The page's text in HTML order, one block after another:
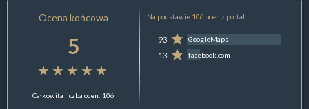
Ocena końcowa
5
Całkowita liczba ocen: 106
Na podstawie 106 ocen z portali:
93 GoogleMaps
13 facebook.com